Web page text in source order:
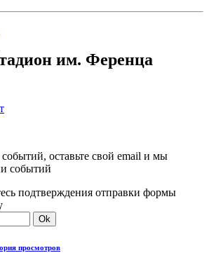
им. Ференца
оставьте свой email и мы
событий
подтверждения отправки формы
просмотров